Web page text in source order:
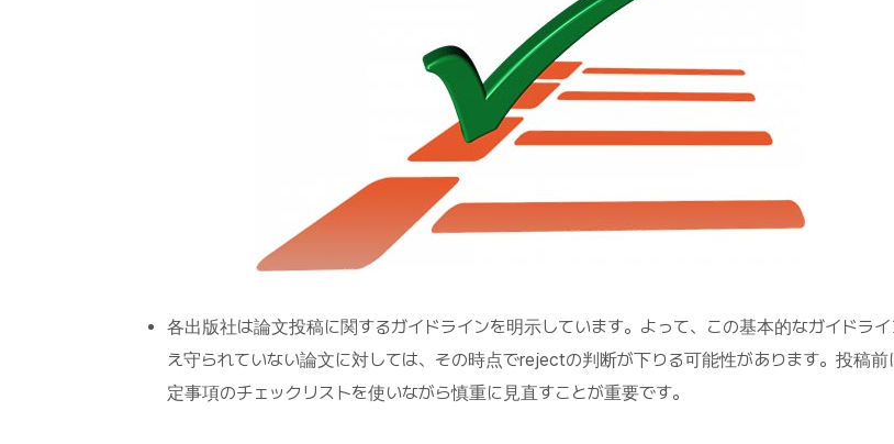
各出版社は論文投稿に関するガイドラインを明示しています。よって、この基本的なガイドライ
え守られていない論文に対しては、その時点でrejectの判断が下りる可能性があります。投稿前
定事項のチェックリストを使いながら慎重に見直すことが重要です。